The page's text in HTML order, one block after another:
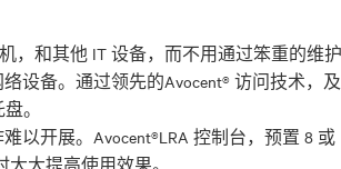
，和其他 IT 设备，而不用通过笨重的维护
设备。通过领先的Avocent® 访问技术，及
以开展。Avocent®LRA 控制台，预置 8 或